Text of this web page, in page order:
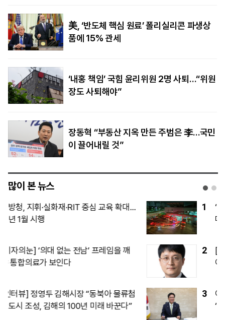
美, ‘반도체 핵심 원료’ 폴리실리콘 파생상
품에 15% 관세
‘내홍 책임’ 국힘 윤리위원 2명 사퇴…“위원
장도 사퇴해야”
장동혁 “부동산 지옥 만든 주범은 李…국민
이 끌어내릴 것”
많이 본 뉴스
1
“SK하이닉스, 中 충칭 후공정 공장 지분
매각 검토”…국내엔 54조 투자
2
[단독]‘사관학교 통합’과 쿠데타 억제, 데
이터가 말하는 진실과 과제
3
이란은 호르무즈 조건 높이고, 美는 전쟁
‘출구’ 찾고…마군 탄약 고갈이 확전 제동